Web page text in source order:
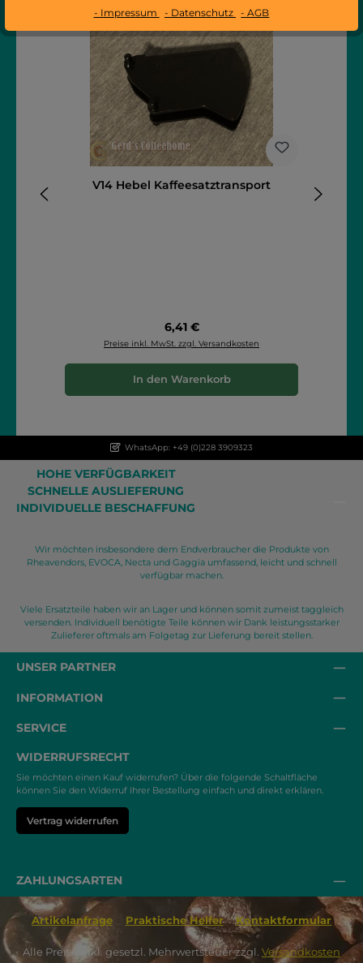
V14 Hebel Kaffeesatztransport
Regulärer Preis:
6,41 €
Preise inkl. MwSt. zzgl. Versandkosten
In den Warenkorb
WhatsApp: +49 (0)228 3909323
HOHE VERFÜGBARKEIT
SCHNELLE AUSLIEFERUNG
INDIVIDUELLE BESCHAFFUNG
Wir möchten insbesondere dem Endverbraucher die Produkte von
Rheavendors, EVOCA, Necta und Gaggia umfassend, leicht und schnell
verfügbar machen.
Viele Ersatzteile haben wir an Lager und können somit zumeist taggleich
versenden. Individuell benötigte Teile können wir Dank leistungsstarker
Zulieferer oftmals am Folgetag zur Lieferung bereit stellen.
UNSER PARTNER
INFORMATION
SERVICE
WIDERRUFSRECHT
Sie möchten einen Kauf widerrufen? Über die folgende Schaltfläche
können Sie den Widerruf Ihrer Bestellung einfach und direkt erklären.
Vertrag widerrufen
ZAHLUNGSARTEN
Artikelanfrage Praktische Helfer Kontaktformular
Alle Preise inkl. gesetzl. Mehrwertsteuer zzgl. Versandkosten
- Impressum - Datenschutz - AGB